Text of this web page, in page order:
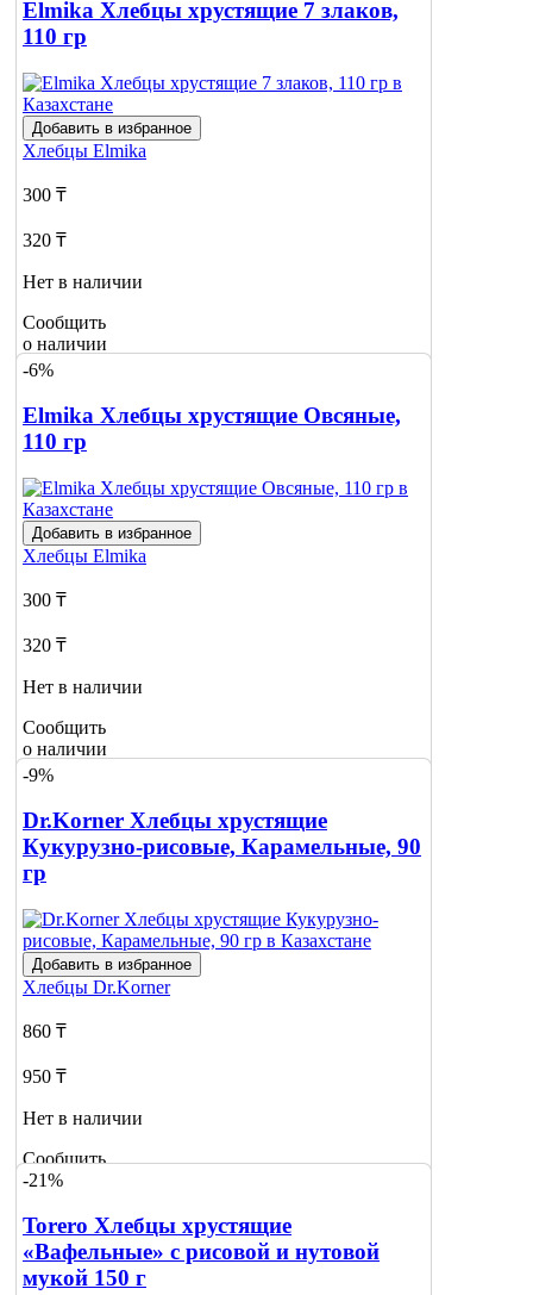
Elmika Хлебцы хрустящие 7 злаков,
110 гр
Добавить в избранное
Хлебцы Elmika
300 ₸
320 ₸
Нет в наличии
Сообщить
о наличии
-6%
Elmika Хлебцы хрустящие Овсяные,
110 гр
Добавить в избранное
Хлебцы Elmika
300 ₸
320 ₸
Нет в наличии
Сообщить
о наличии
1
-9%
Dr.Korner Хлебцы хрустящие
Кукурузно-рисовые, Карамельные, 90
гр
Добавить в избранное
Хлебцы Dr.Korner
860 ₸
950 ₸
Нет в наличии
Сообщить
о наличии
-21%
Torero Хлебцы хрустящие
«Вафельные» с рисовой и нутовой
мукой 150 г